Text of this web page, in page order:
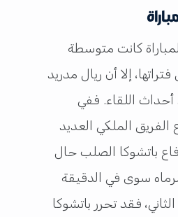
كانت متوسطة
إلا أن ريال مدريد
اللقاء. ففي
الفريق الملكي العديد
باتشوكا الصلب حال
سوى في الدقيقة
فقد تحرر باتشوكا